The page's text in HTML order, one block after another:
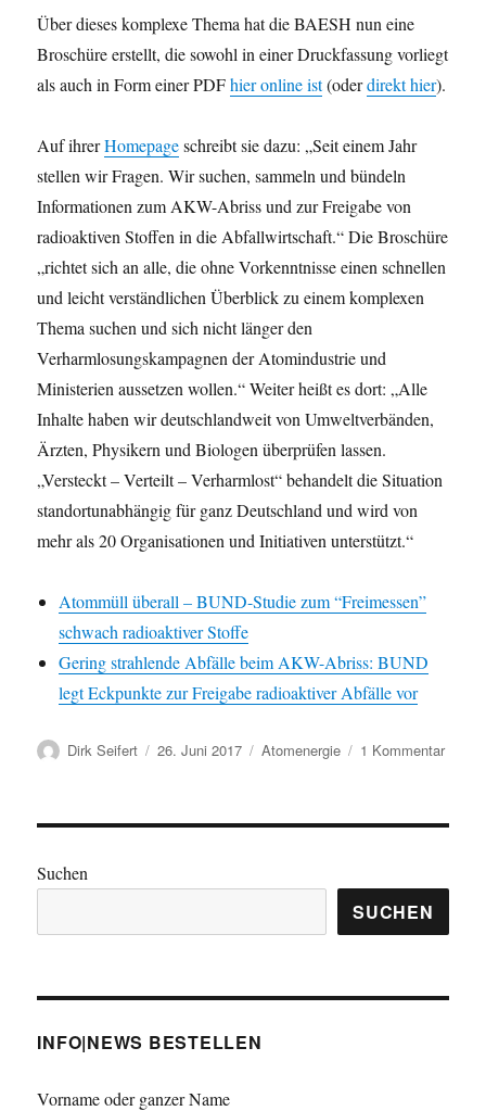
Über dieses komplexe Thema hat die BAESH nun eine
Broschüre erstellt, die sowohl in einer Druckfassung vorliegt
als auch in Form einer PDFhier online ist(oderdirekt hier).
Auf ihrerHomepageschreibt sie dazu: „Seit einem Jahr
stellen wir Fragen. Wir suchen, sammeln und bündeln
Informationen zum AKW-Abriss und zur Freigabe von
radioaktiven Stoffen in die Abfallwirtschaft.“ Die Broschüre
„richtet sich an alle, die ohne Vorkenntnisse einen schnellen
und leicht verständlichen Überblick zu einem komplexen
Thema suchen und sich nicht länger den
Verharmlosungskampagnen der Atomindustrie und
Ministerien aussetzen wollen.“ Weiter heißt es dort: „Alle
Inhalte haben wir deutschlandweit von Umweltverbänden,
Ärzten, Physikern und Biologen überprüfen lassen.
„Versteckt – Verteilt – Verharmlost“ behandelt die Situation
standortunabhängig für ganz Deutschland und wird von
mehr als 20 Organisationen und Initiativen unterstützt.“
Atommüll überall – BUND-Studie zum “Freimessen”
schwach radioaktiver Stoffe
Gering strahlende Abfälle beim AKW-Abriss: BUND
legt Eckpunkte zur Freigabe radioaktiver Abfälle vor
Autor
Dirk Seifert
Veröffentlicht
26. Juni 2017 Kategorien
Atomenergie 1 Kommentarzu
AKW-
Suchen
SUCHEN
INFO|NEWS BESTELLEN
Vorname oder ganzer Name